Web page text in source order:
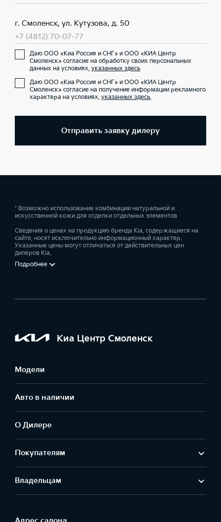
г. Смоленск, ул. Кутузова, д. 50
+7 (4812) 70-07-77
Даю ООО «Киа Россия и СНГ» и ООО «КИА Центр
Смоленск» согласие на обработку своих персональных
данных на условиях, указанных здесь
Даю ООО «Киа Россия и СНГ» и ООО «КИА Центр
Смоленск» согласие на получение информации рекламного
характера на условиях, указанных здесь.
Отправить заявку дилеру
* Возможно использование комбинации натуральной и
искусственной кожи для отделки отдельных элементов
Сведения о ценах на продукцию бренда Kia, содержащиеся на
сайте, носят исключительно информационный характер.
Указанные цены могут отличаться от действительных цен
дилеров Kia.
Подробнее
Киа Центр Смоленск
Модели
Авто в наличии
О Дилере
Покупателям
Владельцам